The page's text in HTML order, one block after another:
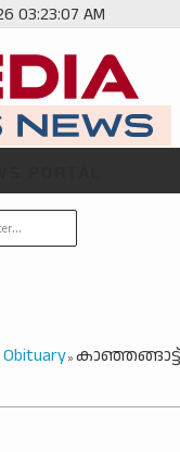
03:23:08 AM
Obituary»